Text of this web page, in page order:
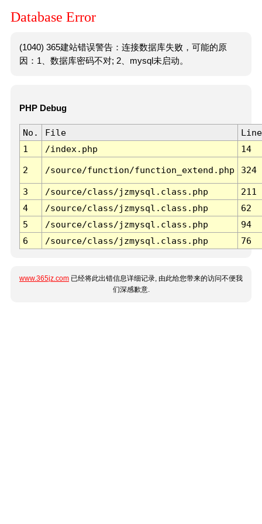
Database Error
(1040) 365建站错误警告：连接数据库失败，可能的原
因：1、数据库密码不对; 2、mysql未启动。
PHP Debug
No. File
Line
1
/index.php 14
2 /source/function/function_extend.php 324
3 /source/class/jzmysql.class.php
211
4
/source/class/jzmysql.class.php
62
5
/source/class/jzmysql.class.php
94
6
/source/class/jzmysql.class.php 76
www.365jz.com 已经将此出错信息详细记录, 由此给您带来的访问不便我
们深感歉意.